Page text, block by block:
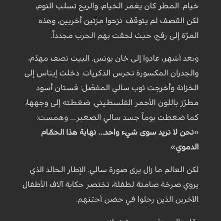
خيام. المطر كان يغمر الخيام، والريح تسلب النوم،
لكن القصف لم يتوقف. نزحوا مرّتين أخريين، وهذه
المرّة إلى رفح، حيث لحقت بهم الحرب مجدداً.
وبعد أشهر، عادوا إلى خان يونس. البيت نصف مهدّم،
والجدران المكسورة تحرس الذكريات. دخلت إيناس إلى
الخزانة وأخرجت ثوب سالي المفضّل: فستان أسود
مطرّز باللون الأحمر الفلسطيني. ضغطته إلى وجهها،
كما ضغطت يوماً جسد سالي الصغير… وهمست:
«نحن لا نريد سوى شيء واحد… نهاية هذا الحمّام
الدموي».
لكن العالم ما زال يرى صورة سالي. الإطار الخالد الذي
يروي صرخة صامتة لطفلة، تختصر حكاية آلاف الأطفال
الآخرين الذين رحلوا في حضن أحبّتهم.